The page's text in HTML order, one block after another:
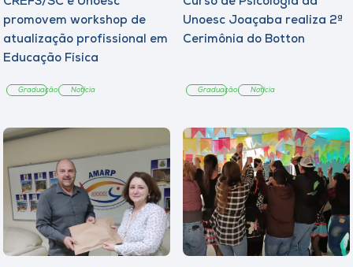
promovem workshop de
atualização profissional em
Educação Física
Graduação Notícia
Unoesc Joaçaba realiza 2ª
Cerimônia do Botton
Graduação Notícia